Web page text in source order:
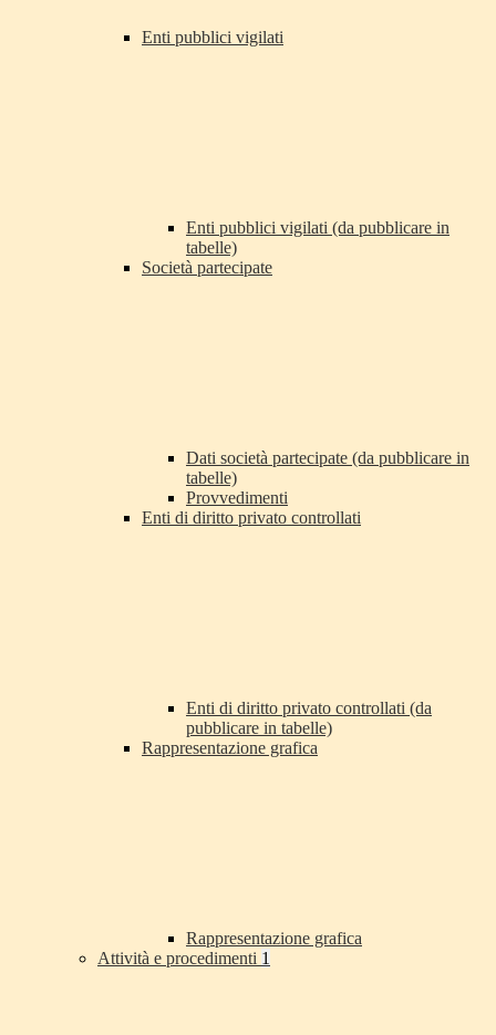
Enti pubblici vigilati
Enti pubblici vigilati (da pubblicare in
tabelle)
Società partecipate
Dati società partecipate (da pubblicare in
tabelle)
Provvedimenti
Enti di diritto privato controllati
Enti di diritto privato controllati (da
pubblicare in tabelle)
Rappresentazione grafica
Rappresentazione grafica
Attività e procedimenti 1